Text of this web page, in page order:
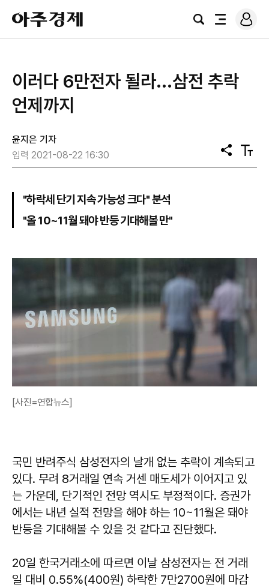
아
주
경
검
전
로
그
이러다 6만전자 될라...삼전 추락
언제까지
윤지은 기자
입력 2021-08-22 16:30
공
유
텍
스
"하락세 단기 지속 가능성 크다" 분석
"올 10~11월 돼야 반등 기대해볼 만"
[사진=연합뉴스]
국민 반려주식 삼성전자의 날개 없는 추락이 계속되고
있다. 무려 8거래일 연속 거센 매도세가 이어지고 있
는 가운데, 단기적인 전망 역시도 부정적이다. 증권가
에서는 내년 실적 전망을 해야 하는 10~11월은 돼야
반등을 기대해볼 수 있을 것 같다고 진단했다.
20일 한국거래소에 따르면 이날 삼성전자는 전 거래
일 대비 0.55%(400원) 하락한 7만2700원에 마감